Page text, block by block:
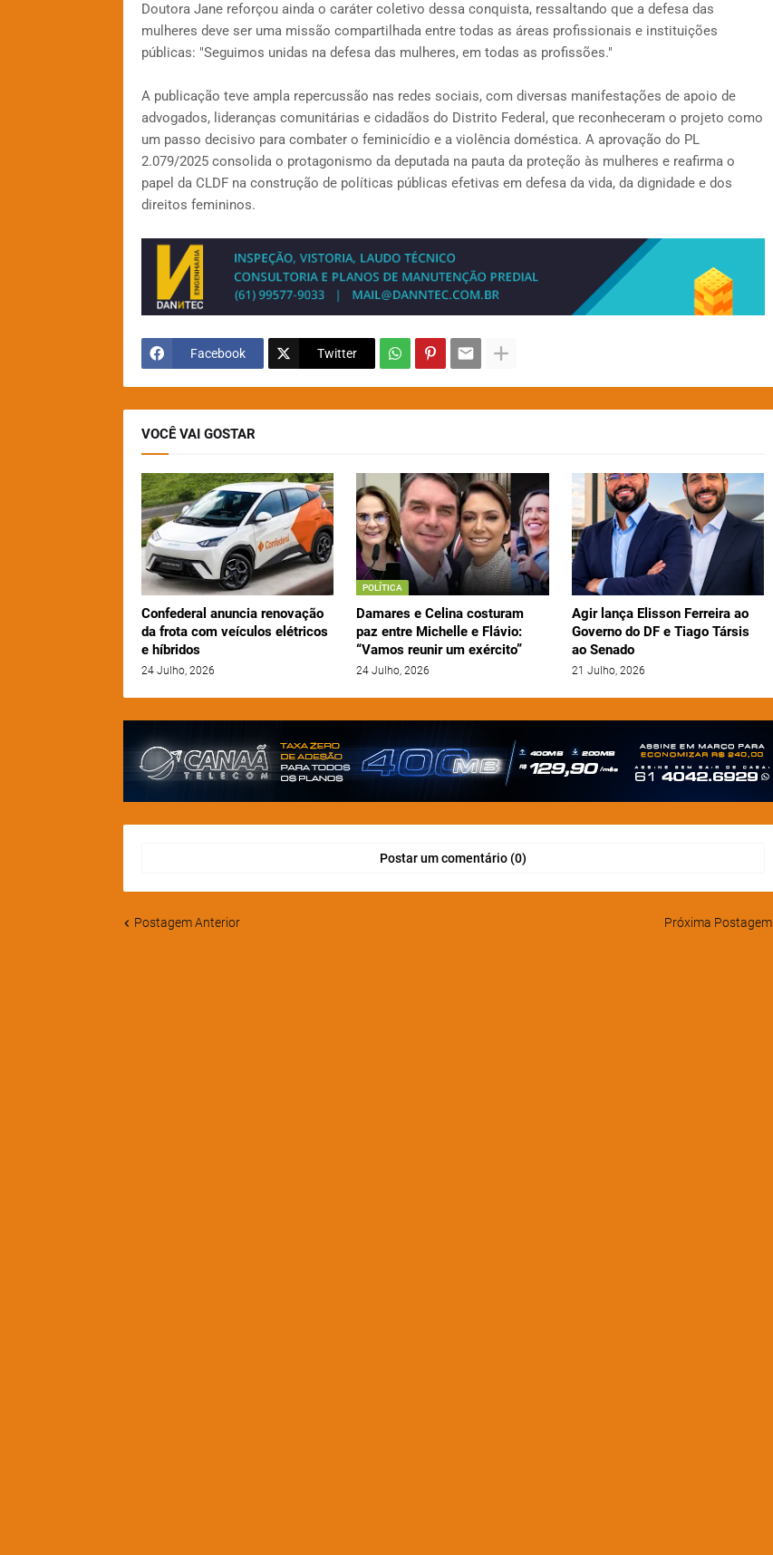
Doutora Jane reforçou ainda o caráter coletivo dessa conquista, ressaltando que a defesa das
mulheres deve ser uma missão compartilhada entre todas as áreas profissionais e instituições
públicas: "Seguimos unidas na defesa das mulheres, em todas as profissões."
A publicação teve ampla repercussão nas redes sociais, com diversas manifestações de apoio de
advogados, lideranças comunitárias e cidadãos do Distrito Federal, que reconheceram o projeto como
um passo decisivo para combater o feminicídio e a violência doméstica. A aprovação do PL
2.079/2025 consolida o protagonismo da deputada na pauta da proteção às mulheres e reafirma o
papel da CLDF na construção de políticas públicas efetivas em defesa da vida, da dignidade e dos
direitos femininos.
Facebook Twitter
VOCÊ VAI GOSTAR
Confederal anuncia renovação
da frota com veículos elétricos
e híbridos
24 Julho, 2026
POLÍTICA
Damares e Celina costuram
paz entre Michelle e Flávio:
“Vamos reunir um exército”
24 Julho, 2026
Agir lança Elisson Ferreira ao
Governo do DF e Tiago Társis
ao Senado
21 Julho, 2026
Postar um comentário (0)
Postagem Anterior Próxima Postagem